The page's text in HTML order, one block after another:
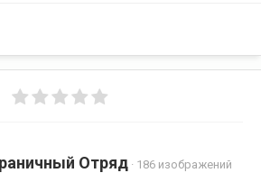
Отряд · 186 изображений